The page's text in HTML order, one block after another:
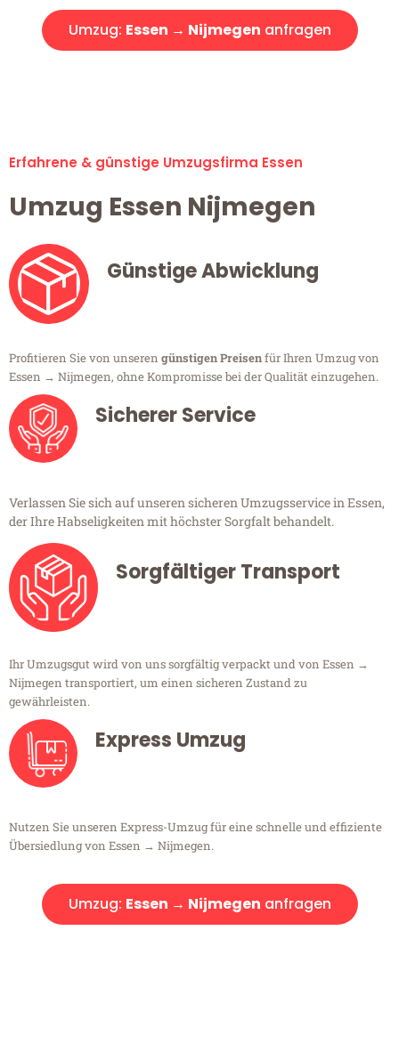
Umzug: Essen → Nijmegen anfragen
Erfahrene & günstige Umzugsfirma Essen
Umzug Essen Nijmegen
Günstige Abwicklung
Profitieren Sie von unseren günstigen Preisenfür Ihren Umzug von
Essen → Nijmegen, ohne Kompromisse bei der Qualität einzugehen.
Sicherer Service
Verlassen Sie sich auf unseren sicheren Umzugsservice in Essen,
der Ihre Habseligkeiten mit höchster Sorgfalt behandelt.
Sorgfältiger Transport
Ihr Umzugsgut wird von uns sorgfältig verpackt und von Essen →
Nijmegen transportiert, um einen sicheren Zustand zu
gewährleisten.
Express Umzug
Nutzen Sie unseren Express-Umzug für eine schnelle und effiziente
Übersiedlung von Essen → Nijmegen.
Umzug: Essen → Nijmegen anfragen